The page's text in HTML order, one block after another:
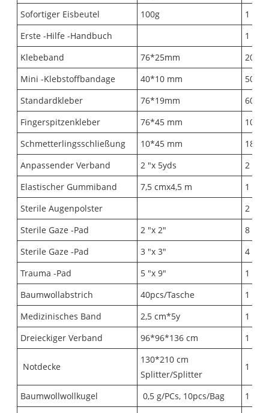
Sofortiger Eisbeutel
100g
1
Erste -Hilfe -Handbuch
1
Klebeband
76*25mm
20
Mini -Klebstoffbandage
40*10 mm
50
Standardkleber
76*19mm
60
Fingerspitzenkleber
76*45 mm
10
Schmetterlingsschließung
10*45 mm
18
Anpassender Verband
2 "x 5yds
2
Elastischer Gummiband
7,5 cmx4,5 m
1
Sterile Augenpolster
2
Sterile Gaze -Pad
2 "x 2"
8
Sterile Gaze -Pad
3 "x 3"
4
Trauma -Pad
5 "x 9"
1
Baumwollabstrich
40pcs/Tasche
1
Medizinisches Band
2,5 cm*5y
1
Dreieckiger Verband
96*96*136 cm 1
Notdecke
130*210 cm
Splitter/Splitter
1
Baumwollwollkugel 0,5 g/PCs, 10pcs/Bag
1